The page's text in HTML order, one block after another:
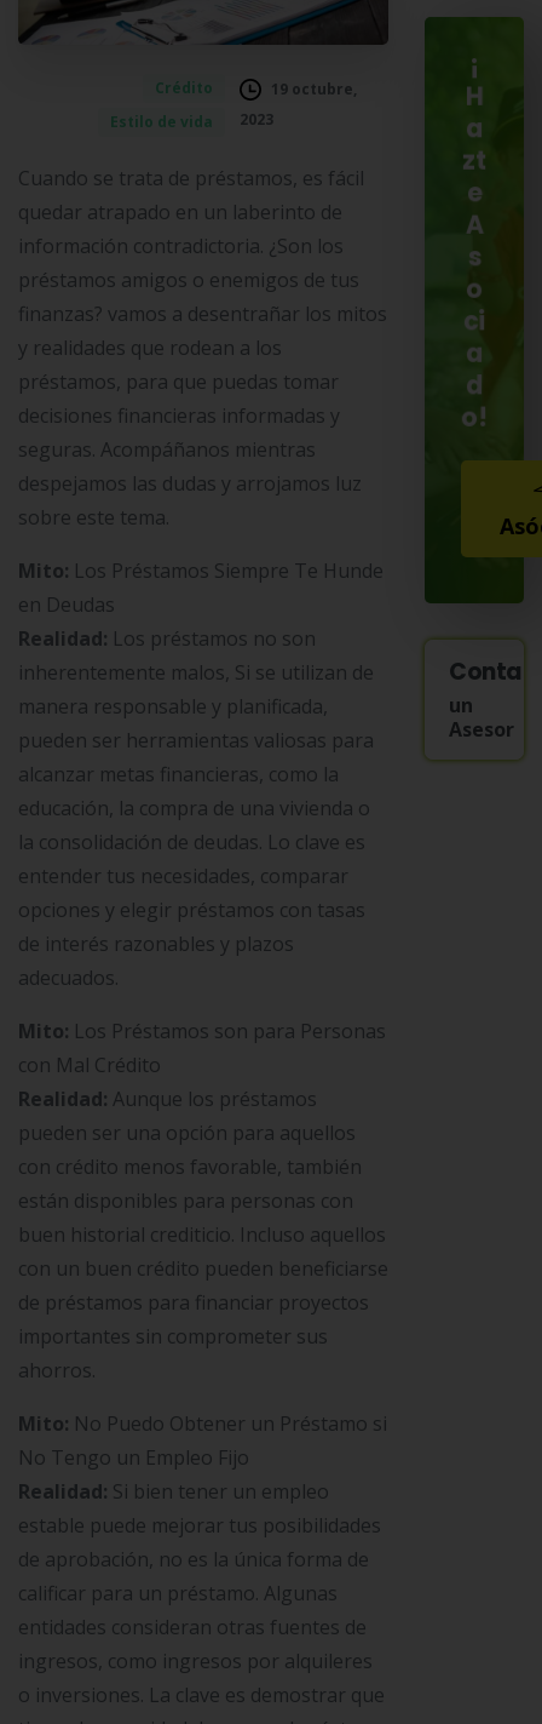
Crédito
Estilo de vida
19 octubre,
2023
Cuando se trata de préstamos, es fácil
quedar atrapado en un laberinto de
información contradictoria. ¿Son los
préstamos amigos o enemigos de tus
finanzas? vamos a desentrañar los mitos
y realidades que rodean a los
préstamos, para que puedas tomar
decisiones financieras informadas y
seguras. Acompáñanos mientras
despejamos las dudas y arrojamos luz
sobre este tema.
Mito: Los Préstamos Siempre Te Hunde
en Deudas
Realidad: Los préstamos no son
inherentemente malos, Si se utilizan de
manera responsable y planificada,
pueden ser herramientas valiosas para
alcanzar metas financieras, como la
educación, la compra de una vivienda o
la consolidación de deudas. Lo clave es
entender tus necesidades, comparar
opciones y elegir préstamos con tasas
de interés razonables y plazos
adecuados.
Mito: Los Préstamos son para Personas
con Mal Crédito
Realidad: Aunque los préstamos
pueden ser una opción para aquellos
con crédito menos favorable, también
están disponibles para personas con
buen historial crediticio. Incluso aquellos
con un buen crédito pueden beneficiarse
de préstamos para financiar proyectos
importantes sin comprometer sus
ahorros.
Mito: No Puedo Obtener un Préstamo si
No Tengo un Empleo Fijo
Realidad: Si bien tener un empleo
estable puede mejorar tus posibilidades
de aprobación, no es la única forma de
calificar para un préstamo. Algunas
entidades consideran otras fuentes de
ingresos, como ingresos por alquileres
o inversiones. La clave es demostrar que
¡
H
a
zt
e
A
s
o
ci
a
d
o!
un
Asesor